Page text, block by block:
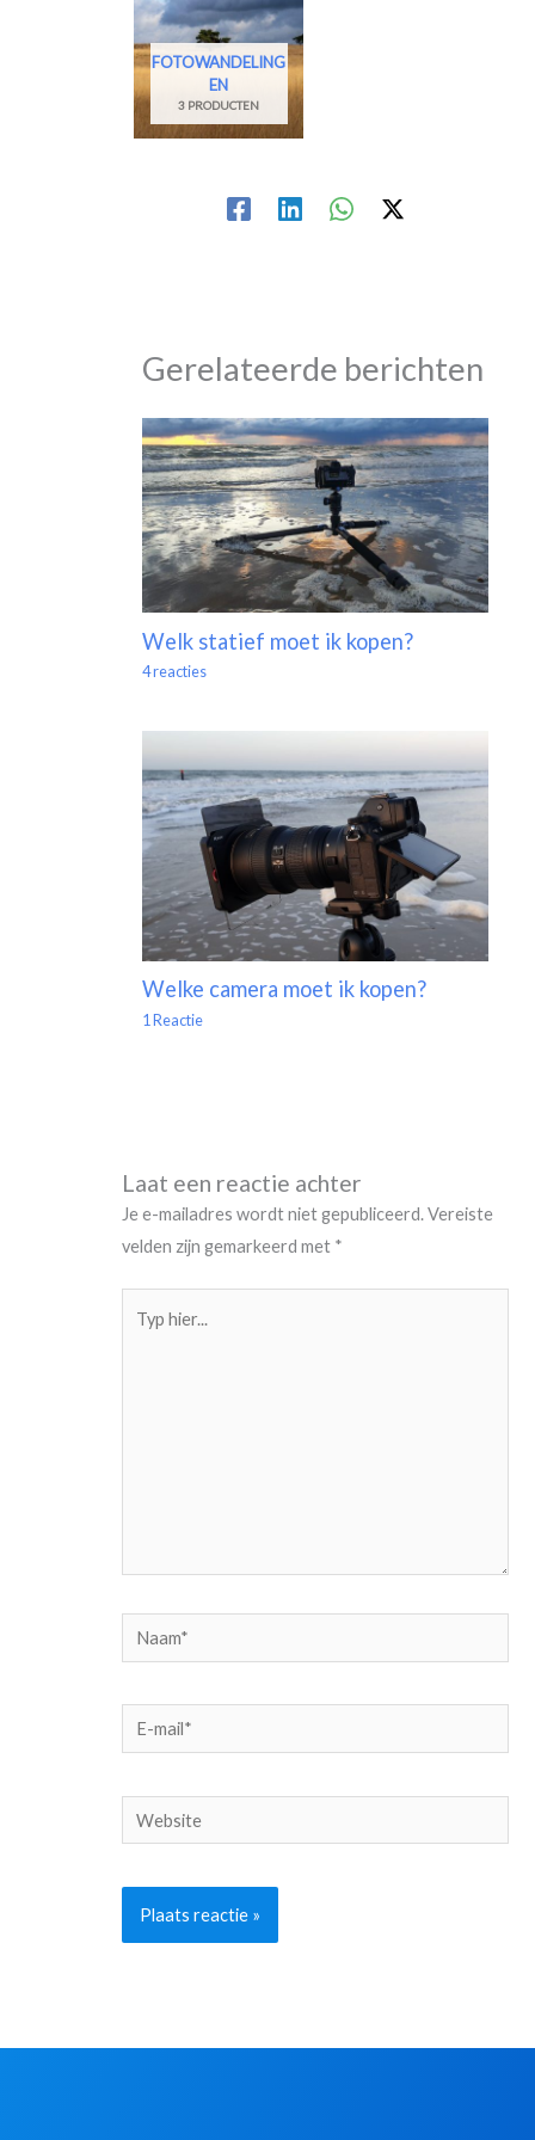
FOTOWANDELING
EN
3 PRODUCTEN
Gerelateerde berichten
Welk statief moet ik kopen?
4 reacties
Welke camera moet ik kopen?
1 Reactie
Laat een reactie achter
Je e-mailadres wordt niet gepubliceerd. Vereiste
velden zijn gemarkeerd met *
hier...
Naam*
E-
mail*
Website